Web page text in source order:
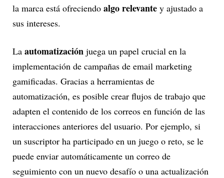
la marca está ofreciendo algo relevante y ajustado a
sus intereses.
La automatización juega un papel crucial en la
implementación de campañas de email marketing
gamificadas. Gracias a herramientas de
automatización, es posible crear flujos de trabajo que
adapten el contenido de los correos en función de las
interacciones anteriores del usuario. Por ejemplo, si
un suscriptor ha participado en un juego o reto, se le
puede enviar automáticamente un correo de
seguimiento con un nuevo desafío o una actualización